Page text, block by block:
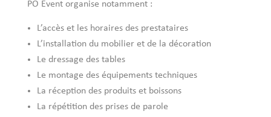
PO Event organise notamment :
L’accès et les horaires des prestataires
L’installation du mobilier et de la décoration
Le dressage des tables
Le montage des équipements techniques
La réception des produits et boissons
La répétition des prises de parole